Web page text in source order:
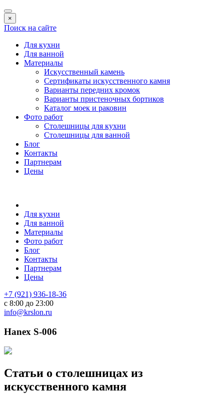
×
Поиск на сайте
Для кухни
Для ванной
Материалы
Искусственный камень
Сертификаты искусственного камня
Варианты передних кромок
Варианты пристеночных бортиков
Каталог моек и раковин
Фото работ
Столешницы для кухни
Столешницы для ванной
Блог
Контакты
Партнерам
Цены
Для кухни
Для ванной
Материалы
Фото работ
Блог
Контакты
Партнерам
Цены
+7 (921) 936-18-36
с 8:00 до 23:00
info@krslon.ru
Hanex S-006
Статьи о столешницах из
искусственного камня